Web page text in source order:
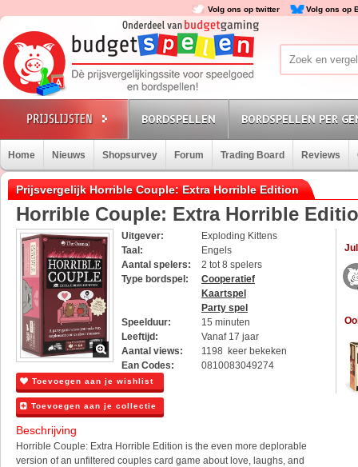
Volg ons op twitter Volg ons op
BORDSPELLEN BORDSPELLEN PER
Home Nieuws Shopsurvey Forum Trading Board Reviews
Prijsvergelijk Horrible Couple: Extra Horrible Edition
Horrible Couple: Extra Horrible
Uitgever:
Exploding Kittens
Taal:
Engels
Aantal spelers:
2 tot 8 spelers
Type bordspel:
Cooperatief
Kaartspel
Party spel
Speelduur:
15 minuten
Leeftijd:
Vanaf 17 jaar
Aantal views:
1198 keer bekeken
Ean Codes:
0810083049274
Toevoegen aan je wishlist
Toevoegen aan je collectie
Beschrijving
Horrible Couple: Extra Horrible Edition is the even more deplorable
version of an unfiltered couples card game about love, laughs, and